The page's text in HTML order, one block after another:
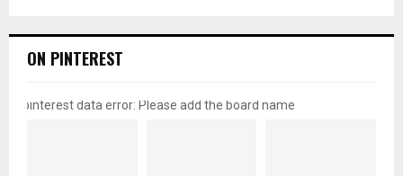
ON PINTEREST
pinterest data error: Please add the board name